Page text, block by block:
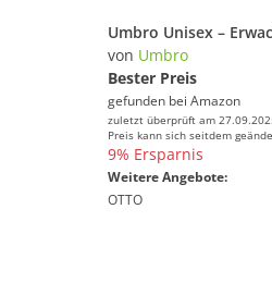
von Umbro
Bester Preis
gefunden bei Amazon
zuletzt überprüft am
Preis kann sich seitdem
9% Ersparnis
Weitere Angebote:
OTTO